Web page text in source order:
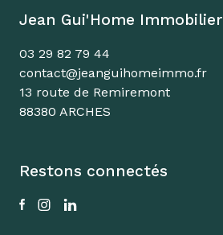
Jean Gui'Home Immobilier
03 29 82 79 44
contact@jeanguihomeimmo.fr
13 route de Remiremont
88380 ARCHES
Restons connectés